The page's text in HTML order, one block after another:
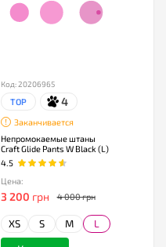
Код: 20206965
TOP 4
Заканчивается
Непромокаемые штаны
Craft Glide Pants W Black (L)
4.5
Цена:
3 200 грн 4 000 грн
XS S M L